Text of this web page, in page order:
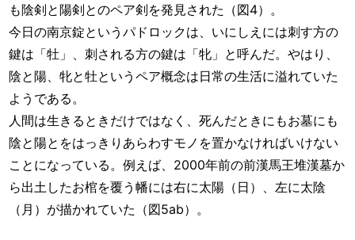
も陰剣と陽剣とのペア剣を発見された（図4）。
今日の南京錠というパドロックは、いにしえには刺す方の
鍵は「牡」、刺される方の鍵は「牝」と呼んだ。やはり、
陰と陽、牝と牡というペア概念は日常の生活に溢れていた
ようである。
人間は生きるときだけではなく、死んだときにもお墓にも
陰と陽とをはっきりあらわすモノを置かなければいけない
ことになっている。例えば、2000年前の前漢馬王堆漢墓か
ら出土したお棺を覆う幡には右に太陽（日）、左に太陰
（月）が描かれていた（図5ab）。